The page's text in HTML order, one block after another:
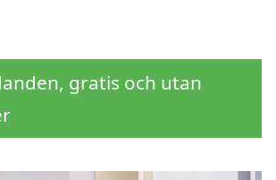
gratis och utan